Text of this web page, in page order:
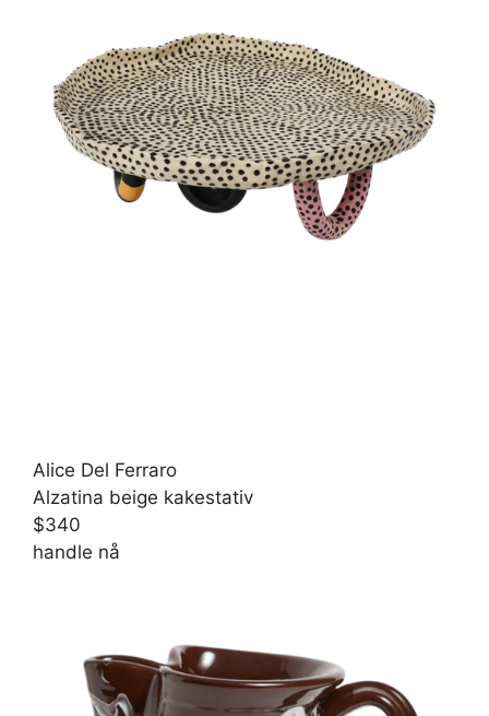
Alice Del Ferraro
Alzatina beige kakestativ
$340
handle nå